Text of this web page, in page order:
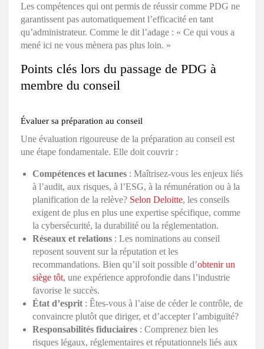
Les compétences qui ont permis de réussir comme PDG ne
garantissent pas automatiquement l’efficacité en tant
qu’administrateur. Comme le dit l’adage : « Ce qui vous a
mené ici ne vous mènera pas plus loin. »
Points clés lors du passage de PDG à
membre du conseil
Évaluer sa préparation au conseil
Une évaluation rigoureuse de la préparation au conseil est
une étape fondamentale. Elle doit couvrir :
Compétences et lacunes : Maîtrisez-vous les enjeux liés
à l’audit, aux risques, à l’ESG, à la rémunération ou à la
planification de la relève? Selon Deloitte, les conseils
exigent de plus en plus une expertise spécifique, comme
la cybersécurité, la durabilité ou la réglementation.
Réseaux et relations : Les nominations au conseil
reposent souvent sur la réputation et les
recommandations. Bien qu’il soit possible d’obtenir un
siège tôt, une expérience approfondie dans l’industrie
favorise le succès.
État d’esprit : Êtes-vous à l’aise de céder le contrôle, de
convaincre plutôt que diriger, et d’accepter l’ambiguïté?
Responsabilités fiduciaires : Comprenez bien les
risques légaux, réglementaires et réputationnels liés aux